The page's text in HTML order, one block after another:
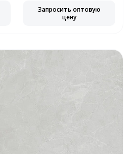
Запросить оптовую
цену